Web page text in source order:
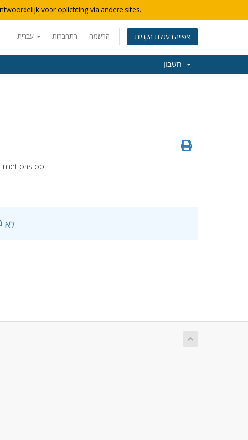
voor oplichting via andere sites.
התחברות הרשמה צפייה בעגלת הקניות
met ons op.
לא